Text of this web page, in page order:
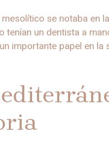
mesolítico se notaba en la
tenían un dentista a
importante papel en